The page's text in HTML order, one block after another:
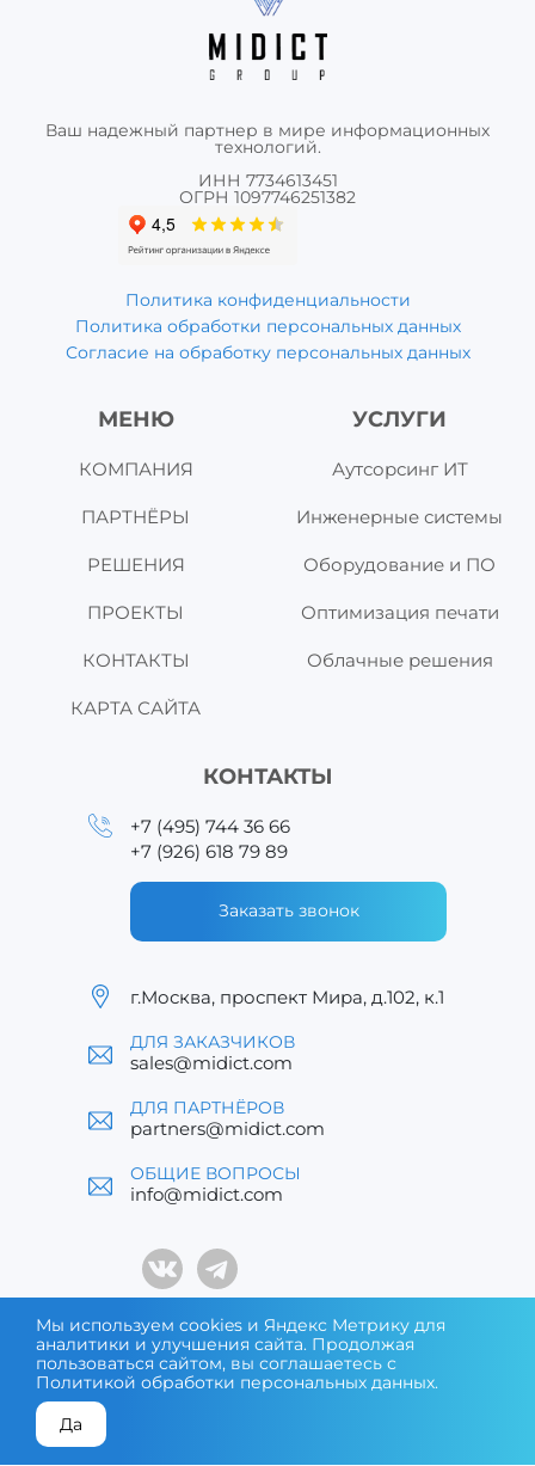
КОНСУЛЬТАЦИЯ ЭКСПЕРТА
Ваш надежный партнер в мире информационных
технологий.
ИНН 7734613451
ОГРН 1097746251382
Политика конфиденциальности
Политика обработки персональных данных
Согласие на обработку персональных данных
МЕНЮ
КОМПАНИЯ
ПАРТНЁРЫ
РЕШЕНИЯ
ПРОЕКТЫ
КОНТАКТЫ
КАРТА САЙТА
УСЛУГИ
Аутсорсинг ИТ
Инженерные системы
Оборудование и ПО
Оптимизация печати
Облачные решения
КОНТАКТЫ
+7 (495) 744 36 66
+7 (926) 618 79 89
Заказать звонок
г.Москва, проспект Мира, д.102, к.1
ДЛЯ ЗАКАЗЧИКОВ
sales@midict.com
ДЛЯ ПАРТНЁРОВ
partners@midict.com
ОБЩИЕ ВОПРОСЫ
info@midict.com
® MIDICT – зарегистрированный товарный знак. Все
права защищены © 2026
Мы используем cookies и Яндекс Метрику для
аналитики и улучшения сайта. Продолжая
пользоваться сайтом, вы соглашаетесь с
Политикой обработки персональных данных.
Да